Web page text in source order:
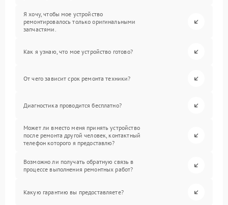
Я хочу, чтобы мое устройство
ремонтировалось только оригинальными
запчастями.
Как я узнаю, что мое устройство готово?
От чего зависит срок ремонта техники?
Диагностика проводится бесплатно?
Может ли вместо меня принять устройство
после ремонта другой человек, контактный
телефон которого я предоставлю?
Возможно ли получать обратную связь в
процессе выполнения ремонтных работ?
Какую гарантию вы предоставляете?